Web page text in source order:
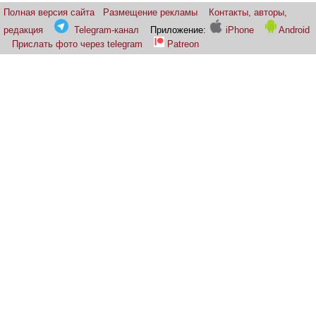
Полная версия сайта Размещение рекламы
Контакты, авторы,
редакция
Telegram-канал Приложение: iPhone
Android
Прислать фото через telegram
Patreon